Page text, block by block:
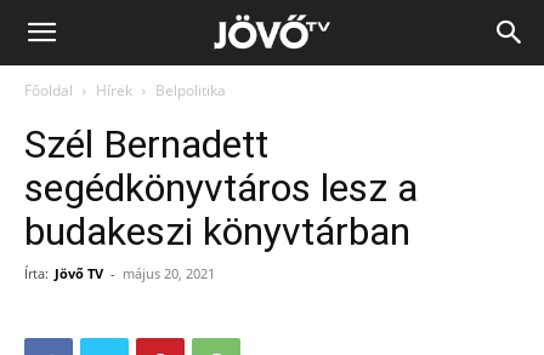
Jövő
Főoldal Hírek Belpolitika
Szél Bernadett
segédkönyvtáros lesz a
budakeszi könyvtárban
Írta: Jövő TV - május 20, 2021